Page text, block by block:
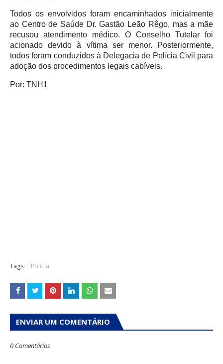
Todos os envolvidos foram encaminhados inicialmente
ao Centro de Saúde Dr. Gastão Leão Rêgo, mas a mãe
recusou atendimento médico. O Conselho Tutelar foi
acionado devido à vítima ser menor. Posteriormente,
todos foram conduzidos à Delegacia de Polícia Civil para
adoção dos procedimentos legais cabíveis.
Por: TNH1
Tags: Policia
ENVIAR UM COMENTÁRIO
0 Comentários